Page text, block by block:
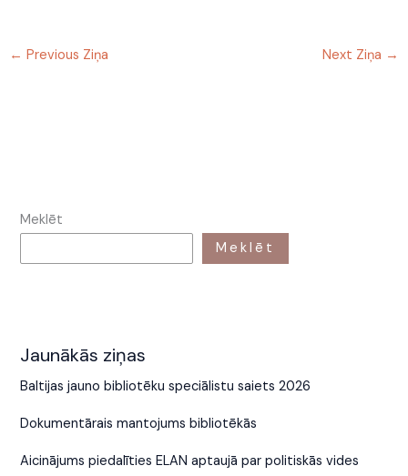
← Previous Ziņa Next Ziņa →
Meklēt
Meklēt
Jaunākās ziņas
Baltijas jauno bibliotēku speciālistu saiets 2026
Dokumentārais mantojums bibliotēkās
Aicinājums piedalīties ELAN aptaujā par politiskās vides